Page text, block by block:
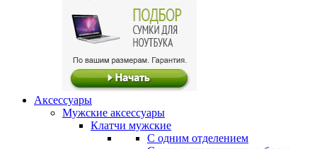
Аксессуары
Мужские аксессуары
Клатчи мужские
С одним отделением